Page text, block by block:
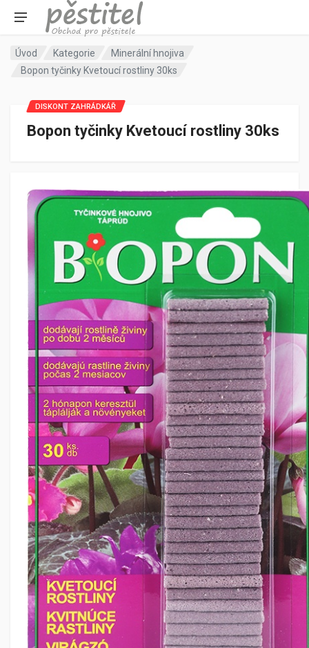
Úvod Kategorie
Minerální hnojiva
Bopon tyčinky Kvetoucí rostliny 30ks
Bopon tyčinky Kvetoucí rostliny 30ks
DISKONT ZAHRÁDKÁŘ